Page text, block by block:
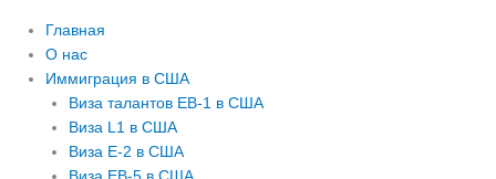
Главная
О нас
Иммиграция в США
Виза талантов EB-1 в США
Виза L1 в США
Виза E-2 в США